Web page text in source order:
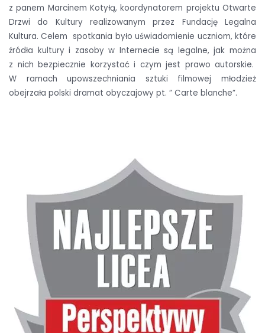
z panem Marcinem Kotyłą, koordynatorem projektu Otwarte
Drzwi do Kultury realizowanym przez Fundację Legalna
Kultura. Celem spotkania było uświadomienie uczniom, które
źródła kultury i zasoby w Internecie są legalne, jak można
z nich bezpiecznie korzystać i czym jest prawo autorskie.
W ramach upowszechniania sztuki filmowej młodzież
obejrzała polski dramat obyczajowy pt. ” Carte blanche”.